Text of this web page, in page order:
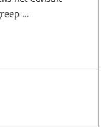
zijn neus drukt ,
zo zijn
in mijn leven
euro’s